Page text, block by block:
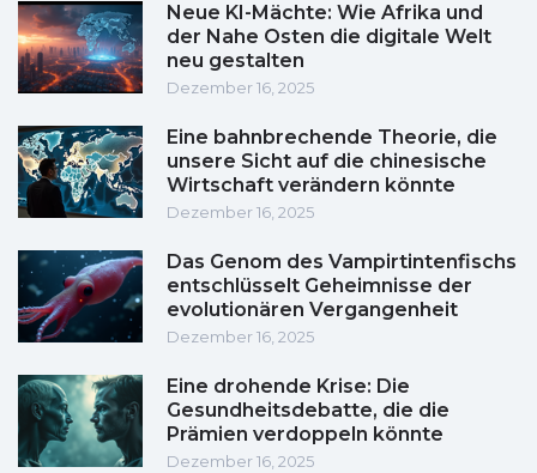
Neue KI-Mächte: Wie Afrika und
der Nahe Osten die digitale Welt
neu gestalten
Dezember 16, 2025
Eine bahnbrechende Theorie, die
unsere Sicht auf die chinesische
Wirtschaft verändern könnte
Dezember 16, 2025
Das Genom des Vampirtintenfischs
entschlüsselt Geheimnisse der
evolutionären Vergangenheit
Dezember 16, 2025
Eine drohende Krise: Die
Gesundheitsdebatte, die die
Prämien verdoppeln könnte
Dezember 16, 2025